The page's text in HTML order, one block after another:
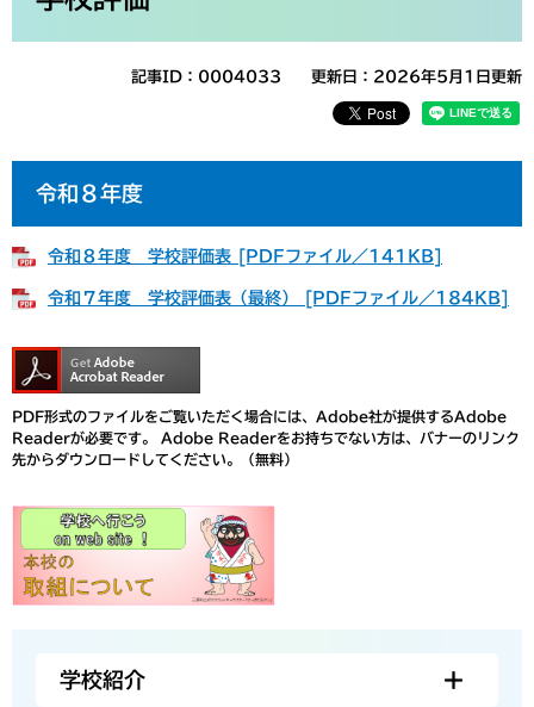
記事ID：0004033 更新日：2026年5月1日更新
令和８年度
令和８年度 学校評価表 [PDFファイル／141KB]
令和７年度 学校評価表（最終） [PDFファイル／184KB]
PDF形式のファイルをご覧いただく場合には、Adobe社が提供するAdobe
Readerが必要です。
Adobe Readerをお持ちでない方は、バナーのリンク
先からダウンロードしてください。（無料）
学校紹介